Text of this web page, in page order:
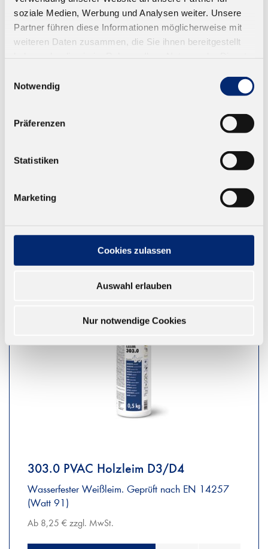
soziale Medien, Werbung und Analysen weiter. Unsere
Partner führen diese Informationen möglicherweise mit
weiteren Daten zusammen, die Sie ihnen bereitgestellt
Notwendig
Präferenzen
Statistiken
Marketing
Cookies zulassen
Auswahl erlauben
Nur notwendige Cookies
DATENBLÄTTER
Datenblatt
nblatt
303.0 PVAC Holzleim D3/D4
Wasserfester Weißleim. Geprüft nach EN 14257
(Watt 91)
Ab 8,25 € zzgl. MwSt.